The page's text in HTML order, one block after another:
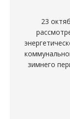
23
зимнего